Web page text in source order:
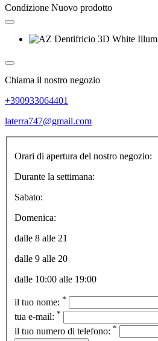
Condizione Nuovo prodotto
Chiama il nostro negozio
+390933064401
laterra747@gmail.com
Orari di apertura del nostro negozio:
Durante la settimana:
Sabato:
Domenica:
dalle 8 alle 21
dalle 9 alle 20
dalle 10:00 alle 19:00
il tuo nome: *
tua e-mail: *
il tuo numero di telefono: *